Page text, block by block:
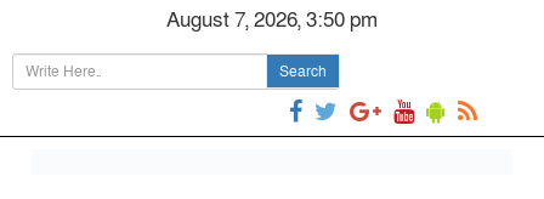
August 7, 2026, 3:50 pm
Search